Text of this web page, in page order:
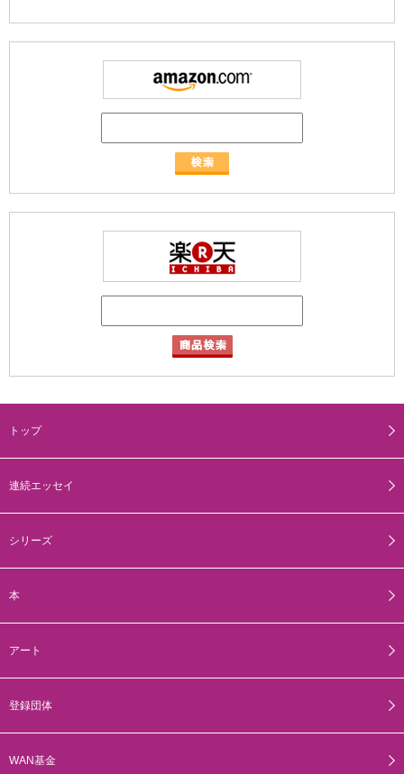
トップ
連続エッセイ
シリーズ
本
アート
登録団体
WAN基金